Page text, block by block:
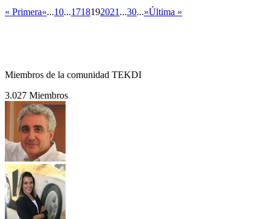
« Primera«...10...1718192021 ...30...»Última »
Miembros de la comunidad TEKDI
3.027 Miembros